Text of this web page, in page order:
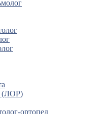
(ЛОР)
ортопед